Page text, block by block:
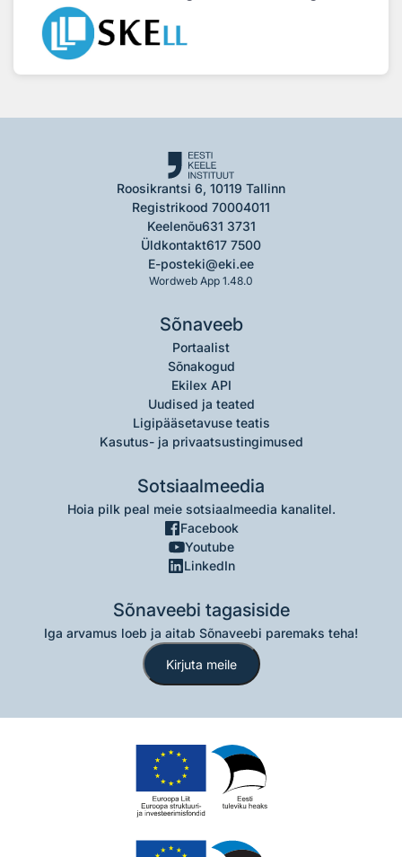
Roosikrantsi 6, 10119 Tallinn
Registrikood 70004011
Keelenõu631 3731
Üldkontakt617 7500
E-posteki@eki.ee
Wordweb App 1.48.0
Sõnaveeb
Portaalist
Sõnakogud
Ekilex API
Uudised ja teated
Ligipääsetavuse teatis
Kasutus- ja privaatsustingimused
Sotsiaalmeedia
Hoia pilk peal meie sotsiaalmeedia kanalitel.
Facebook
Youtube
LinkedIn
Sõnaveebi tagasiside
Iga arvamus loeb ja aitab Sõnaveebi paremaks teha!
Kirjuta meile